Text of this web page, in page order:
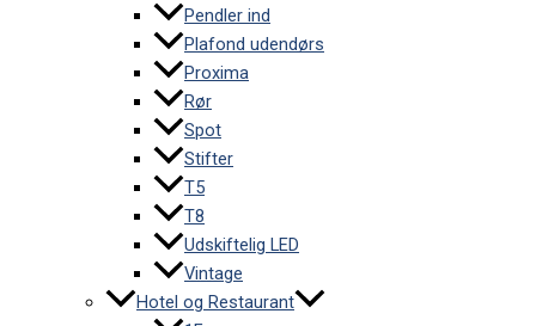
Pendler ind
Plafond udendørs
Proxima
Rør
Spot
Stifter
T5
T8
Udskiftelig LED
Vintage
Hotel og Restaurant